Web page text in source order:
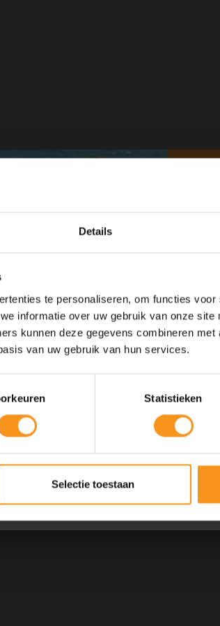
Details
te personaliseren, om functies
informatie over uw gebruik van onze
kunnen deze gegevens combineren
van uw gebruik van hun services.
Statistieken
Selectie toestaan
Summer Time Korting
de zomer met10% Summer TIme Kortingop
COPY
is geldig tot en met zondag 9 augustus 2026.
is niet te combineren met andere kortingscodes.